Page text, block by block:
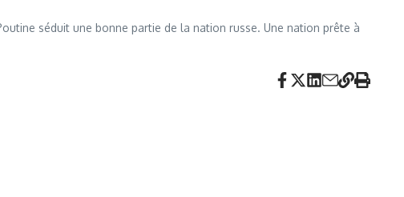
séduit une bonne partie de la nation russe. Une nation prête à